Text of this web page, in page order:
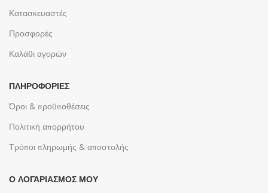
Κατασκευαστές
Προσφορές
Καλάθι αγορών
ΠΛΗΡΟΦΟΡΊΕΣ
Όροι & προϋποθέσεις
Πολιτική απορρήτου
Τρόποι πληρωμής & αποστολής
Ο ΛΟΓΑΡΙΑΣΜΌΣ ΜΟΥ